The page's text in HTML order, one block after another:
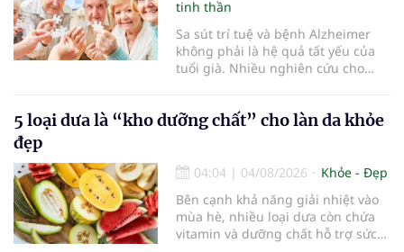
tinh thần
Sa sút trí tuệ và bệnh Alzheimer
không phải là hệ quả tất yếu của
tuổi già. Nhiều nghiên cứu cho
rèn luyện trí não mỗi ngày có thể
tuổi gìn giữ trí nhớ và sống độc lập
5 loại dưa là “kho dưỡng chất” cho làn da khỏe
đẹp
04:04 | 04/08/2026
Khỏe - Đẹp
Bên cạnh khả năng giải nhiệt vào
mùa hè, nhiều loại dưa còn chứa
vitamin và dưỡng chất hỗ trợ sức